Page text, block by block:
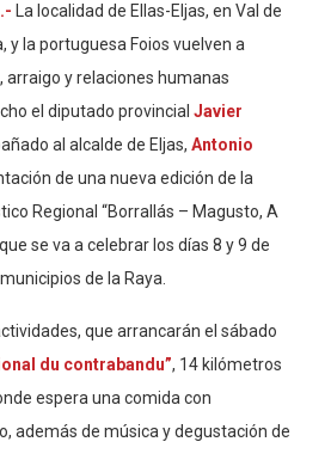
La localidad de Ellas-Eljas, en Val de
y la portuguesa Foios vuelven a
arraigo y relaciones humanas
el diputado provincial Javier
al alcalde de Eljas, Antonio
de una nueva edición de la
Regional “Borrallás – Magusto, A
se va a celebrar los días 8 y 9 de
de la Raya.
que arrancarán el sábado
du contrabandu”, 14 kilómetros
espera una comida con
además de música y degustación de